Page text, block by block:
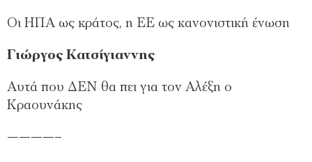
Οι ΗΠΑ ως κράτος, η ΕΕ ως κανονιστική ένωση
Γιώργος Κατσίγιαννης
Αυτά που ΔΕΝ θα πει για τον Αλέξη ο
Κραουνάκης
————–